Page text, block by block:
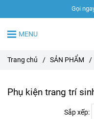
Gọi
MENU
Trang chủ / SẢN PHẨM /
Phụ kiện trang trí
Sắp xếp: